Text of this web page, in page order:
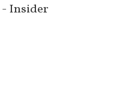
- Insider